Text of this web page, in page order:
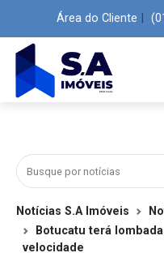
Área do Cliente
Notícias S.A Imóveis
Botucatu terá
velocidade